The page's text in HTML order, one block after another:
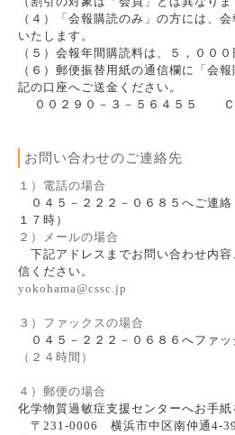
（４）「会報購読のみ」の方には、
いたします。
（５）会報年間購読料は、５，０００
（６）郵便振替用紙の通信欄に「会
記の口座へご送金ください。
００２９０－３－５６４５５ Ｃ
お問い合わせのご連絡先
１）電話の場合
０４５－２２２－０６８５へご連絡
１７時）
２）メールの場合
下記アドレスまでお問い合わせ内容
信ください。
yokohama@cssc.jp
３）ファックスの場合
０４５－２２２－０６８６へファッ
（２４時間）
４）郵便の場合
化学物質過敏症支援センターへお手紙
〒231-0006 横浜市中区南仲通4-